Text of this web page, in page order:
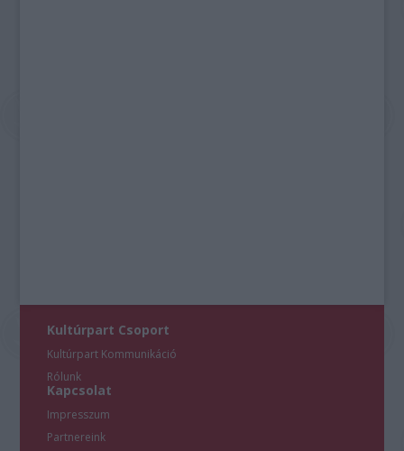
Kultúrpart Csoport
Kultúrpart Kommunikáció
Rólunk
Kapcsolat
Impresszum
Partnereink